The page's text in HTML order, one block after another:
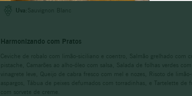
Uva: Sauvignon Blanc
Harmonizando com Pratos
Ceviche de robalo com limão-siciliano e coentro, Salmão grelhado com
pistache, Camarões ao alho-óleo com salsa, Salada de folhas verdes
vinagrete leve, Queijo de cabra fresco com mel e nozes, Risoto de
aspargos, Tábua de peixes defumados com torradinhas, e Tartelette de
com sorvete de creme.
lona